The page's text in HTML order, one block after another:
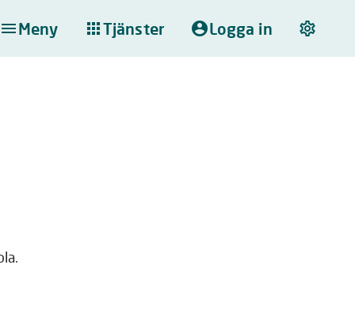
Meny Tjänster Logga in